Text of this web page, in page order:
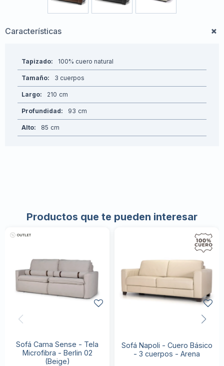
Características
Tapizado 100% cuero natural
Tamaño 3 cuerpos
Largo 210
Profundidad 93
Alto 85
Productos que te pueden interesar
Sofá Cama Sense - Tela
Microfibra - Berlin 02
(Beige)
Sofá Napoli - Cuero Básico
- 3 cuerpos - Arena